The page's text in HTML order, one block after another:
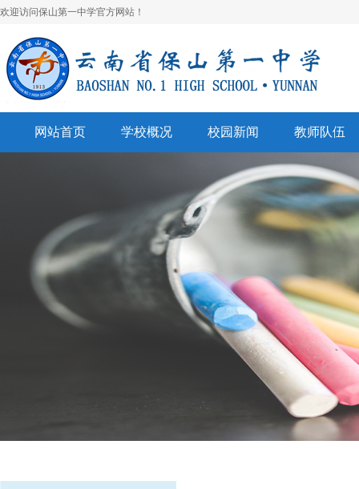
欢迎访问保山第一中学官方网站！
网站首页 学校概况
领导班子
学校荣誉
美丽校园
校园新闻
校园快讯
一中视听
通知公告
教师队伍
学科建设
名师风采
表彰奖励